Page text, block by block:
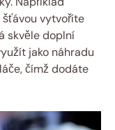
šťávou vytvoříte
skvěle doplní
jako náhradu
čímž dodáte